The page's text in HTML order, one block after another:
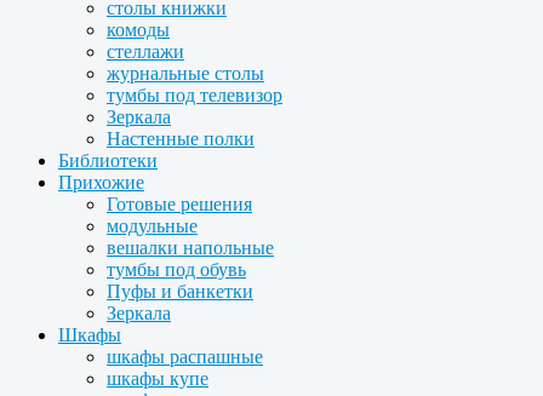
столы книжки
комоды
стеллажи
журнальные столы
тумбы под телевизор
Зеркала
Настенные полки
Библиотеки
Прихожие
Готовые решения
модульные
вешалки напольные
тумбы под обувь
Пуфы и банкетки
Зеркала
Шкафы
шкафы распашные
шкафы купе